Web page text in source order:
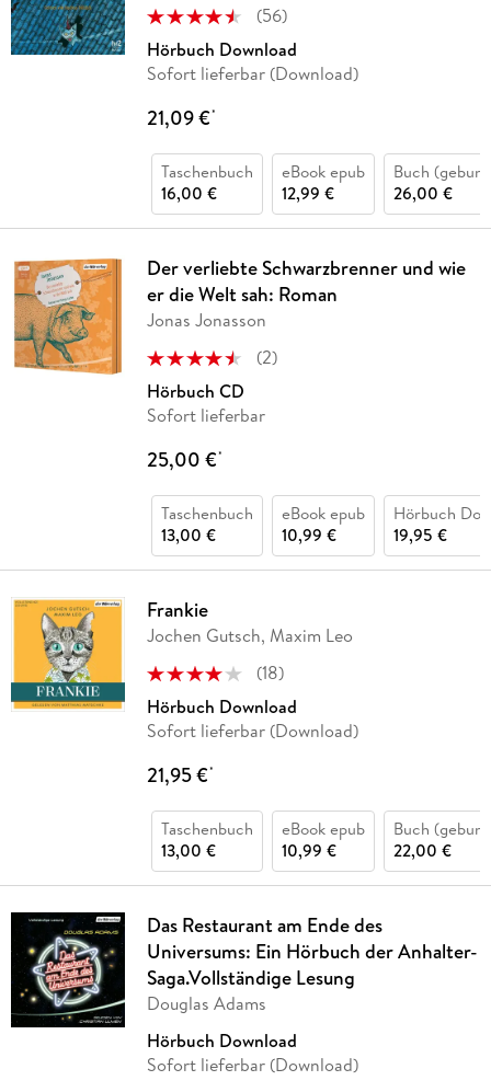
(56)
Hörbuch Download
Sofort lieferbar (Download)
21,09 €*
Taschenbuch
16,00 €
eBook epub
12,99 €
Buch
26,00 €
Der verliebte Schwarzbrenner und wie
er die Welt sah: Roman
Jonas Jonasson
(2)
Hörbuch CD
Sofort lieferbar
25,00 €*
Taschenbuch
13,00 €
eBook epub
10,99 €
Hörbuch
19,95 €
Frankie
Jochen Gutsch, Maxim Leo
(18)
Hörbuch Download
Sofort lieferbar (Download)
21,95 €*
Taschenbuch
13,00 €
eBook epub
10,99 €
Buch
22,00 €
Das Restaurant am Ende des
Universums: Ein Hörbuch der Anhalter-
Saga.Vollständige Lesung
Douglas Adams
Hörbuch Download
Sofort lieferbar (Download)